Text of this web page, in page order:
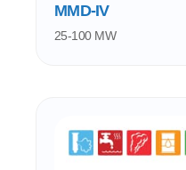
MMD-IV
25-100 MW